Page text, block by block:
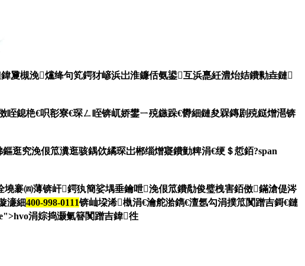
夐槻浼爣绛句笂鍔犲嵃浜岀淮鐮佸氨鍙互浜嗭紝澧炲姞鐨勬垚鏈
鎴栬€呮彮寮€琛ㄥ眰锛屼娇鐢ㄧ殑鏃跺€欎細鏈夋槑鏄剧殑鎹熷潖锛
逛究浼佷笟瀵逛骇鍝佽繘琛岀郴缁熷寲鐨勭粺涓€绠＄悊銆?span
褰㈣薄锛屽鍔犱簡娑堣垂鑰呭浼佷笟鐨勪俊璧栧害銆傚鏋滄偍涔
濓細400-998-0111锛屾垜浠槸涓€瀹舵湁鐫€澶氬勾涓撲笟闃蹭吉鎶€鏈
涓婃捣灏氭簮闃蹭吉鍏徃